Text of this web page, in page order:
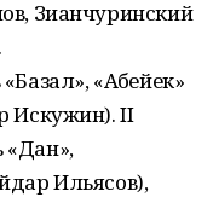
Зианчуринский
«Аҡбейек»
Искужин). II
«Дан»,
Ильясов),